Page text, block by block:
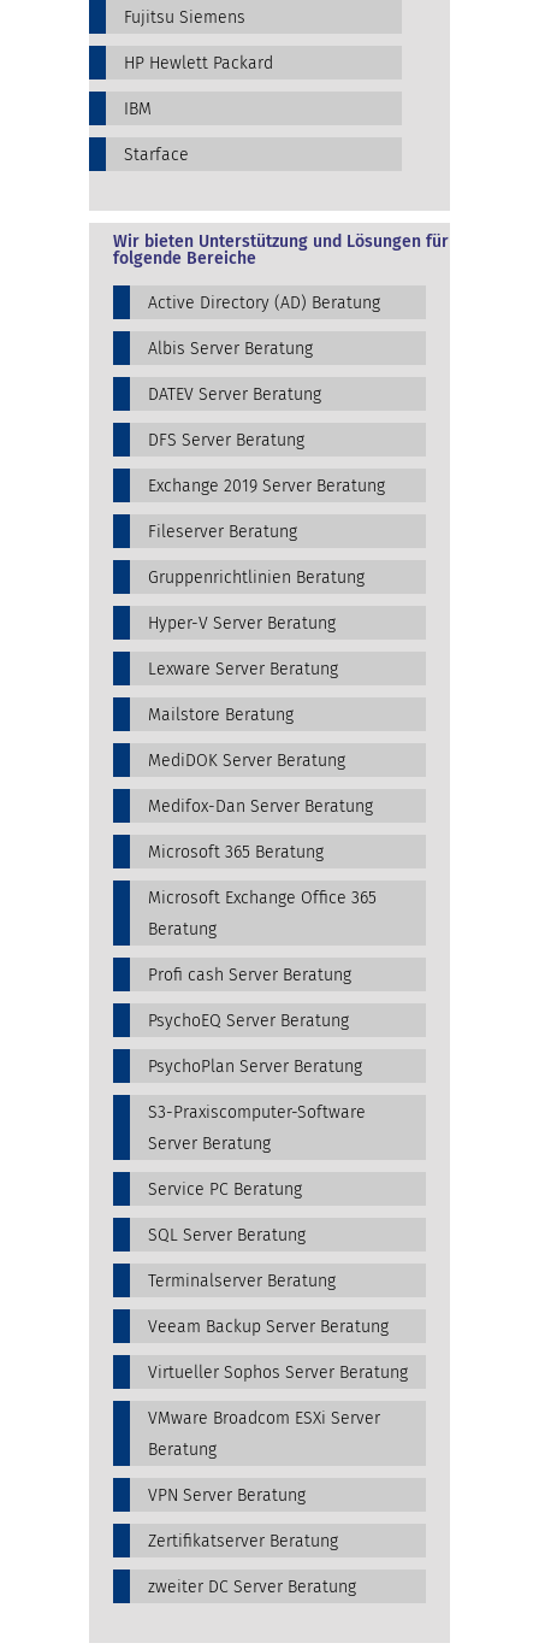
Fujitsu Siemens
HP Hewlett Packard
IBM
Starface
Wir bieten Unterstützung und Lösungen für
folgende Bereiche
Active Directory (AD) Beratung
Albis Server Beratung
DATEV Server Beratung
DFS Server Beratung
Exchange 2019 Server Beratung
Fileserver Beratung
Gruppenrichtlinien Beratung
Hyper-V Server Beratung
Lexware Server Beratung
Mailstore Beratung
MediDOK Server Beratung
Medifox-Dan Server Beratung
Microsoft 365 Beratung
Microsoft Exchange Office 365
Beratung
Profi cash Server Beratung
PsychoEQ Server Beratung
PsychoPlan Server Beratung
S3-Praxiscomputer-Software
Server Beratung
Service PC Beratung
SQL Server Beratung
Terminalserver Beratung
Veeam Backup Server Beratung
Virtueller Sophos Server Beratung
VMware Broadcom ESXi Server
Beratung
VPN Server Beratung
Zertifikatserver Beratung
zweiter DC Server Beratung